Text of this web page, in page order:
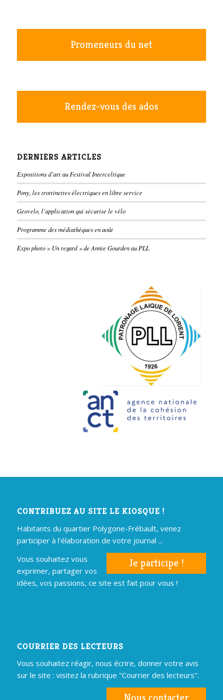
Promeneurs du net
Rendez-vous des ados
DERNIERS ARTICLES
Expositions d’art au Festival Interceltique
Pony, les trottinettes électriques en libre service
Geovelo, l’application qui sécurise le vélo
Programme des médiathèques en août
Expo photo « Un regard » de Annie Gourden au PLL
CONTRIBUEZ AU SITE LE KIOSQUE !
Habitants du quartier Polygone-Frébault, venez
participer à l'élaboration de votre journal ...
Je participe !
Vous souhaitez vous
exprimer, partager vos
idées, vos passions, ce site est fait pour vous !
COURRIER DES LECTEURS
Vous souhaitez réagir, nous écrire, donner votre avis
sur le site : visitez la rubrique "Courrier des lecteurs".